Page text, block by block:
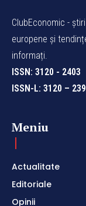
ClubEconomic -
europene și
informați.
ISSN: 3120 - 2403
ISSN-L: 3120 –
Meniu
Actualitate
Editoriale
Opinii